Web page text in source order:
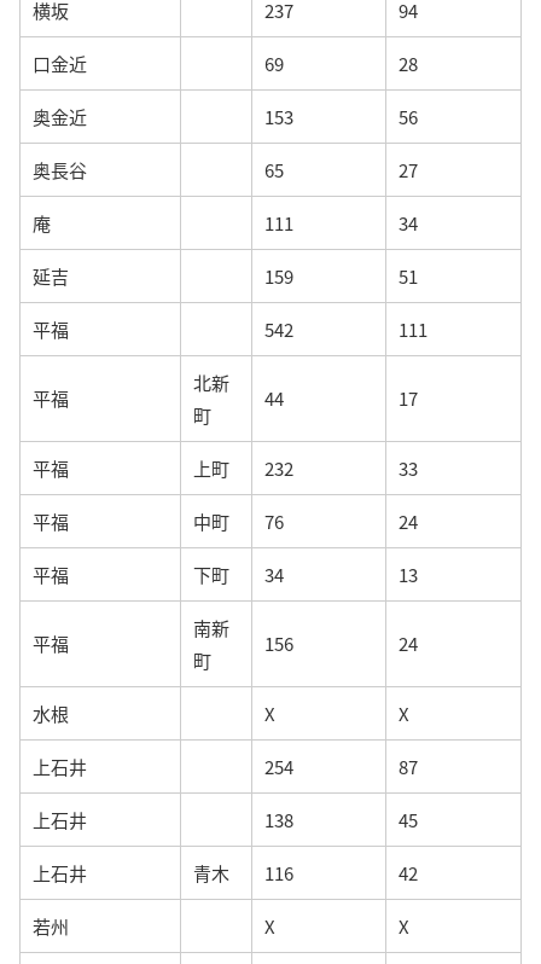
横坂 237 94
口金近 69 28
奥金近 153 56
奥長谷 65 27
庵 111 34
延吉 159 51
平福 542 111
平福
北新
町
44 17
平福 上町 232 33
平福 中町 76 24
平福 下町 34 13
平福
南新
町
156 24
水根 X X
上石井 254 87
上石井 138 45
上石井 青木 116 42
若州 X X